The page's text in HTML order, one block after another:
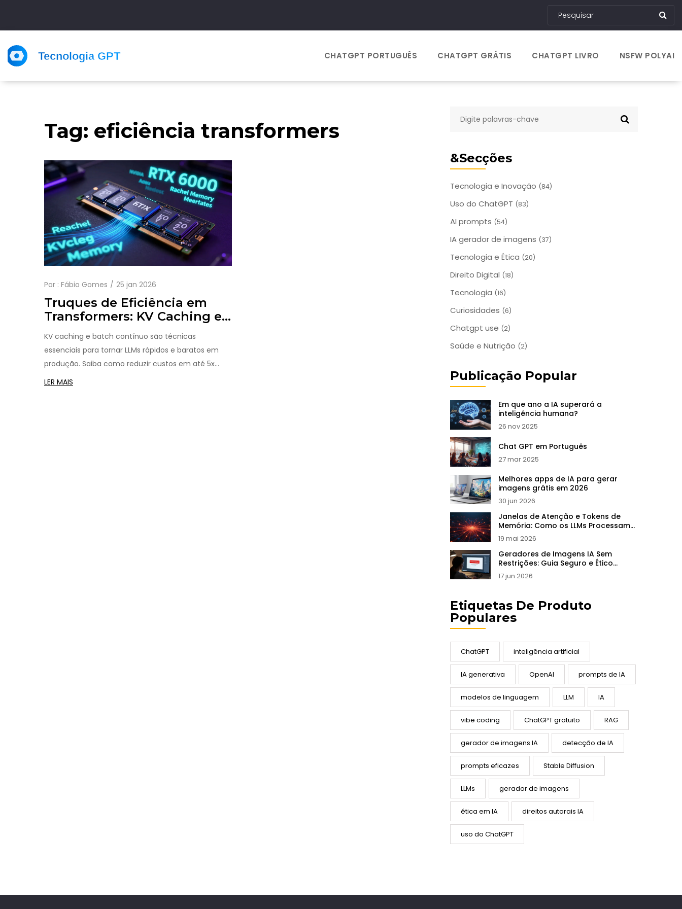
CHATGPT PORTUGUÊS CHATGPT GRÁTIS CHATGPT LIVRO NSFW POLYAI
&Secções
Tecnologia e Inovação (84)
Uso do ChatGPT (83)
AI prompts (54)
IA gerador de imagens (37)
Tecnologia e Ética (20)
Direito Digital (18)
Tecnologia (16)
Curiosidades (6)
Chatgpt use (2)
Saúde e Nutrição (2)
Publicação Popular
Em que ano a IA superará a
inteligência humana?
26 nov 2025
Chat GPT em Português
27 mar 2025
Melhores apps de IA para gerar
imagens grátis em 2026
30 jun 2026
Janelas de Atenção e Tokens de
Memória: Como os LLMs Processam
Textos Longos
19 mai 2026
Geradores de Imagens IA Sem
Restrições: Guia Seguro e Ético
(2026)
17 jun 2026
Etiquetas De Produto
Populares
ChatGPT inteligência artificial
IA generativa OpenAI prompts de IA
modelos de linguagem LLM IA
vibe coding ChatGPT gratuito RAG
gerador de imagens IA detecção de IA
prompts eficazes Stable Diffusion
LLMs gerador de imagens
ética em IA direitos autorais IA
uso do ChatGPT
Tag: eficiência transformers
Por : Fábio Gomes 25 jan 2026
Truques de Eficiência em
Transformers: KV Caching e
Batch Contínuo no Serviço
de LLMs
KV caching e batch contínuo são técnicas
essenciais para tornar LLMs rápidos e baratos em
produção. Saiba como reduzir custos em até 5x
sem perder qualidade e como implementar essas
LER MAIS